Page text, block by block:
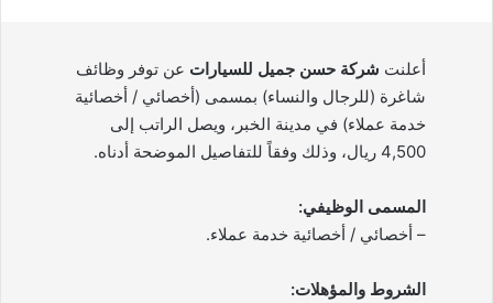
أعلنت شركة حسن جميل للسيارات عن توفر وظائف
شاغرة (للرجال والنساء) بمسمى (أخصائي / أخصائية
خدمة عملاء) في مدينة الخبر، ويصل الراتب إلى
4,500 ريال، وذلك وفقاً للتفاصيل الموضحة أدناه.
المسمى الوظيفي:
– أخصائي / أخصائية خدمة عملاء.
الشروط والمؤهلات: